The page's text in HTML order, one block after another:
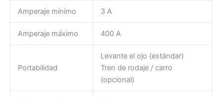
Amperaje mínimo 3 A
Amperaje máximo 400 A
Portabilidad
Levante el ojo (estándar)
Tren de rodaje / carro
(opcional)